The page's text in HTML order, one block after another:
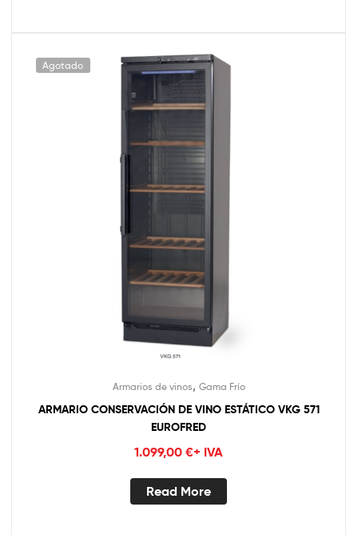
Agotado
Armarios de vinos, Gama Frío
ARMARIO CONSERVACIÓN DE VINO ESTÁTICO VKG 571
EUROFRED
1.099,00 €+ IVA
Read More